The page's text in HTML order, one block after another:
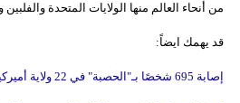
من أنحاء العالم منها الولايات المتحدة والفلبين
قد يهمك ايضاً:
إصابة 695 شخصًا بـ"الحصبة" في 22 ولاية أميركية